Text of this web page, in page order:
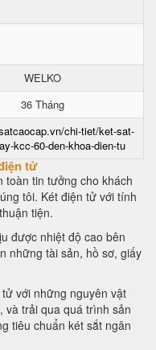
WELKO
36 Tháng
chi-tiet/ket-sat-
kcc-60-den-khoa-dien-tu
tử
toàn tin tưởng cho khách
tôi. Két điện tử với tính
tiện.
được nhiệt độ cao bên
những tài sản, hồ sơ, giấy
với những nguyên vật
và trải qua quá trình sản
tiêu chuẩn két sắt ngân